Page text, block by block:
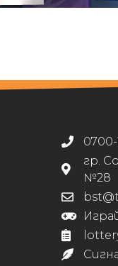
0700-
гр.
№28